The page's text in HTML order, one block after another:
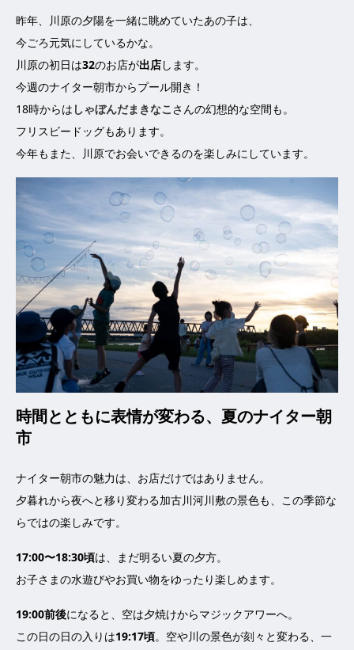
昨年、川原の夕陽を一緒に眺めていたあの子は、
今ごろ元気にしているかな。
川原の初日は32のお店が出店します。
今週のナイター朝市からプール開き！
18時からは しゃぼんだまきなこさんの幻想的な空間も。
フリスビードッグもあります。
今年もまた、川原でお会いできるのを楽しみにしています。
時間とともに表情が変わる、夏のナイター朝
市
ナイター朝市の魅力は、お店だけではありません。
夕暮れから夜へと移り変わる加古川河川敷の景色も、この季節な
らではの楽しみです。
17:00〜18:30頃は、まだ明るい夏の夕方。
お子さまの水遊びやお買い物をゆったり楽しめます。
19:00前後になると、空は夕焼けからマジックアワーへ。
この日の日の入りは19:17頃。空や川の景色が刻々と変わる、一